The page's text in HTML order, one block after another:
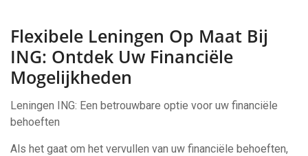
Flexibele Leningen Op Maat Bij
ING: Ontdek Uw Financiële
Mogelijkheden
Leningen ING: Een betrouwbare optie voor uw financiële
behoeften
Als het gaat om het vervullen van uw financiële behoeften,